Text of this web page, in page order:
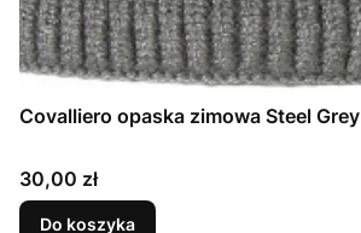
Covalliero opaska zimowa Steel Grey
Cena
30,00 zł
Do koszyka